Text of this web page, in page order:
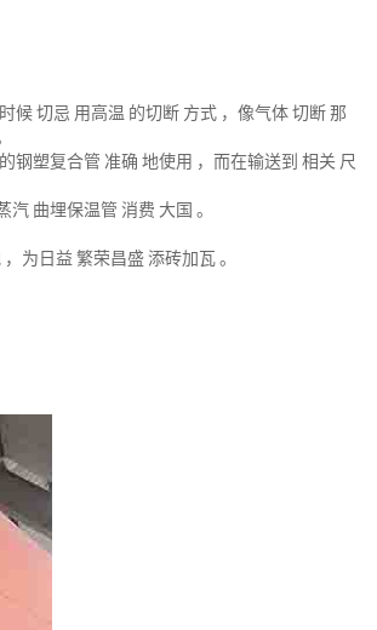
候切忌 用高温 的切断 方式 ，像气体切断那
钢塑复合管 准确 地使用 ，而在输送到 相关 尺
汽 曲埋保温管 消费 大国 。
，为日益 繁荣昌盛 添砖加瓦。